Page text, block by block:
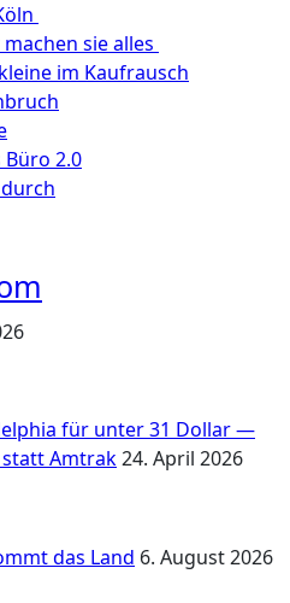
sie alles
im Kaufrausch
Büro 2.0
für unter 31 Dollar —
Amtrak24. April 2026
das Land 6. August 2026